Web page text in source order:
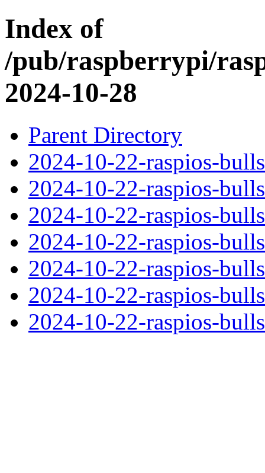
Index of
/pub/raspberrypi/
2024-10-28
Parent Directory
2024-10-22-raspios-
2024-10-22-raspios-
2024-10-22-raspios-
2024-10-22-raspios-
2024-10-22-raspios-
2024-10-22-raspios-
2024-10-22-raspios-